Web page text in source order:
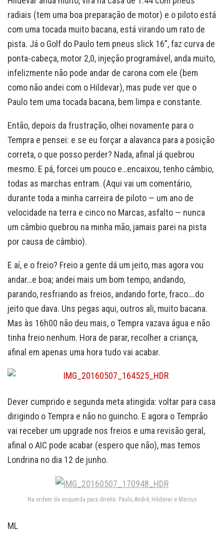
radiais (tem uma boa preparação de motor) e o piloto está
com uma tocada muito bacana, está virando um rato de
pista. Já o Golf do Paulo tem pneus slick 16”, faz curva de
ponta-cabeça, motor 2,0, injeção programável, anda muito,
infelizmente não pode andar de carona com ele (bem
como não andei com o Hildevar), mas pude ver que o
Paulo tem uma tocada bacana, bem limpa e constante.
Então, depois da frustração, olhei novamente para o
Tempra e pensei: e se eu forçar a alavanca para a posição
correta, o que posso perder? Nada, afinal já quebrou
mesmo. E pá, forcei um pouco e…encaixou, tenho câmbio,
todas as marchas entram. (Aqui vai um comentário,
durante toda a minha carreira de piloto — um ano de
velocidade na terra e cinco no Marcas, asfalto — nunca
um câmbio quebrou na minha mão, jamais parei na pista
por causa de câmbio).
E aí, e o freio? Freio a gente dá um jeito, mas agora vou
andar…e boa; andei mais um bom tempo, andando,
parando, resfriando as freios, andando forte, fraco….do
jeito que dava. Uns pegas aqui, outros ali, muito bacana.
Mas às 16h00 não deu mais, o Tempra vazava água e não
tinha freio nenhum. Hora de parar, recolher a criança,
afinal em apenas uma hora tudo vai acabar.
Dever cumprido e segunda meta atingida: voltar para casa
dirigindo o Tempra e não no guincho. E agora o Temprão
vai receber um upgrade nos freios e uma revisão geral,
afinal o AIC pode acabar (espero que não), mas temos
Londrina no dia 12 de junho.
Na ordem da esquerda para direita: Paulo, André, Hildevar e Marcus
ML